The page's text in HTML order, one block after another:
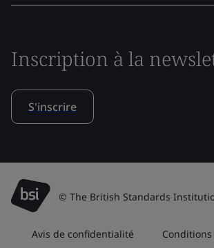
Inscription à la
S'inscrire
© The British Standards
Avis de confidentialité